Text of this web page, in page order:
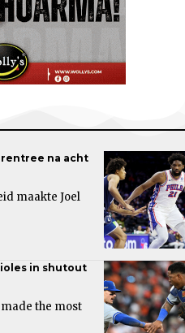
na acht
maakte Joel
in shutout
made the most